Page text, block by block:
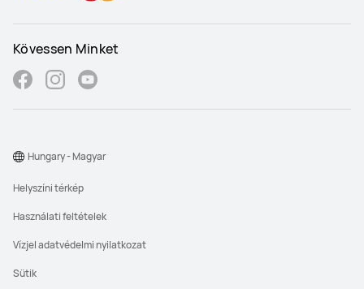
Kövessen Minket
Helyszíni térkép
Használati feltételek
Vízjel adatvédelmi nyilatkozat
Sütik
Hungary - Magyar